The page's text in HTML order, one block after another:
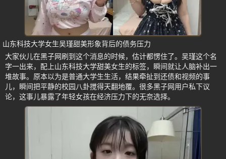
山东科技大学女生吴瑾甜美形象背后的债务压力
大家伙儿在黑子网刷到这个消息的时候，估计都愣住了。吴瑾这个名
字一出来，配上山东科技大学甜美女生的标签，瞬间就让人脑补出一
堆故事。原本以为是普通大学生生活，结果牵扯到还债和视频的事
儿，瞬间把平静的校园八卦搅得天翻地覆。很多黑子网用户私下议
论，这事儿暴露了年轻女孩在经济压力下的无奈选择。